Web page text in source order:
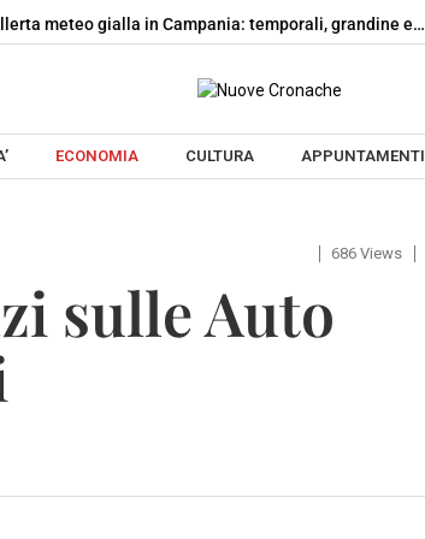
meteo gialla in Campania: temporali, grandine e…
Skip to content
ECONOMIA CULTURA APPUNTAMENTI
686 Views
sulle Auto